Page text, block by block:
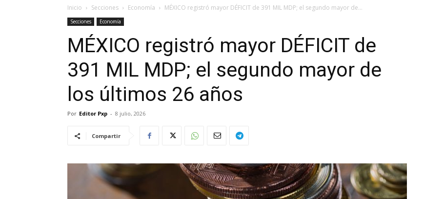
Inicio Secciones Economía MÉXICO registró mayor DÉFICIT de 391 MIL MDP; el segundo mayor de...
Secciones Economía
MÉXICO registró mayor DÉFICIT de
391 MIL MDP; el segundo mayor de
los últimos 26 años
Por Editor Pxp - 8 julio, 2026
Compartir